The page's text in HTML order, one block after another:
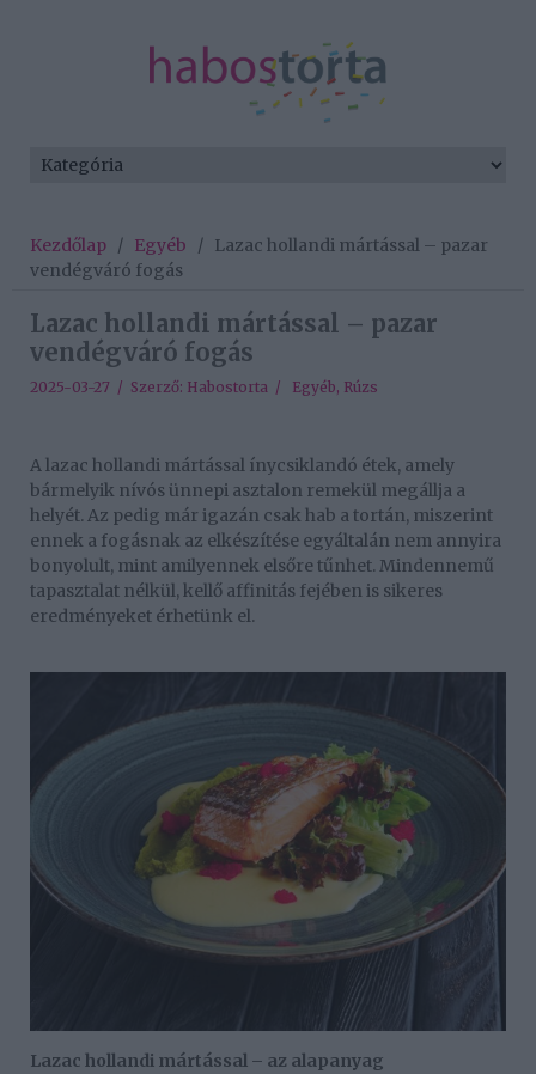
Kezdőlap / Egyéb / Lazac hollandi mártással – pazar
vendégváró fogás
Lazac hollandi mártással – pazar
vendégváró fogás
2025-03-27 / Szerző: Habostorta / Egyéb, Rúzs
A lazac hollandi mártással ínycsiklandó étek, amely
bármelyik nívós ünnepi asztalon remekül megállja a
helyét. Az pedig már igazán csak hab a tortán, miszerint
ennek a fogásnak az elkészítése egyáltalán nem annyira
bonyolult, mint amilyennek elsőre tűnhet. Mindennemű
tapasztalat nélkül, kellő affinitás fejében is sikeres
eredményeket érhetünk el.
Lazac hollandi mártással – az alapanyag